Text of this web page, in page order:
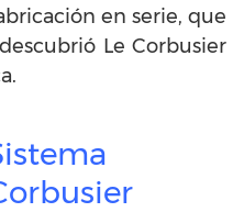
en serie, que
Le Corbusier